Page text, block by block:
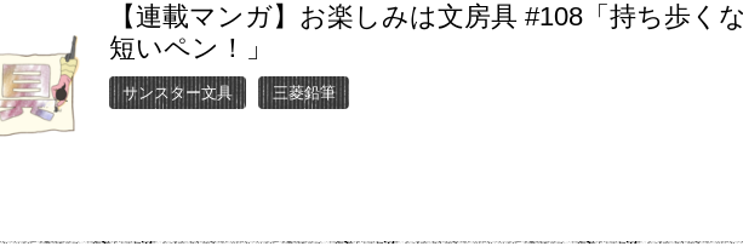
【連載マンガ】お楽しみは文房具 #108「持ち歩く
短いペン！」
サンスター文具 三菱鉛筆